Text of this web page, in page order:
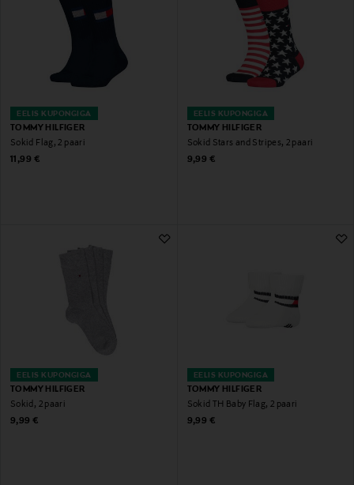
EELIS KUPONGIGA
TOMMY HILFIGER
Sokid Flag, 2 paari
Original Price
11,99 €
EELIS KUPONGIGA
TOMMY HILFIGER
Sokid Stars and Stripes, 2 paari
Original Price
9,99 €
EELIS KUPONGIGA
TOMMY HILFIGER
Sokid, 2 paari
Original Price
9,99 €
EELIS KUPONGIGA
TOMMY HILFIGER
Sokid TH Baby Flag, 2 paari
Original Price
9,99 €